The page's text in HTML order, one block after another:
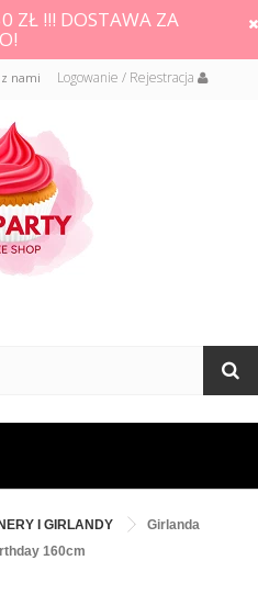
ZŁ !!! DOSTAWA ZA
Logowanie / Rejestracja
nami
I GIRLANDY
Girlanda
160cm